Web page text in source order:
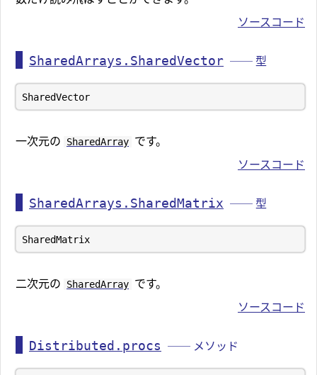
ソースコード
SharedArrays.SharedVector ── 型
一次元の SharedArray です。
ソースコード
SharedArrays.SharedMatrix ── 型
二次元の SharedArray です。
ソースコード
Distributed.procs ── メソッド